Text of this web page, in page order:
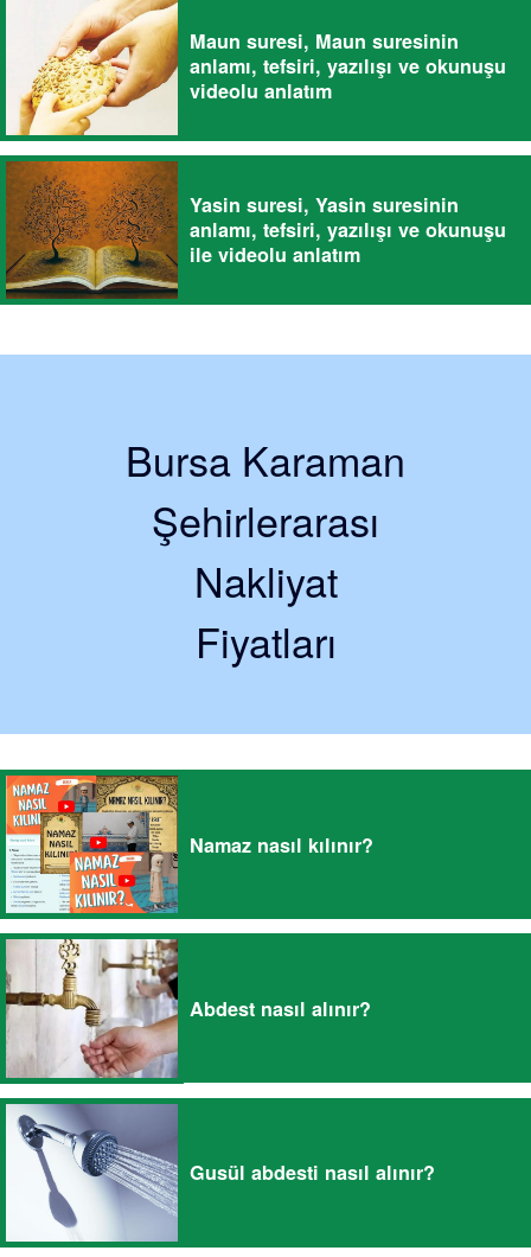
Maun suresi, Maun suresinin
anlamı, tefsiri, yazılışı ve okunuşu
videolu anlatım
Yasin suresi, Yasin suresinin
anlamı, tefsiri, yazılışı ve okunuşu
ile videolu anlatım
Bursa Karaman
Şehirlerarası
Nakliyat
Fiyatları
Namaz nasıl kılınır?
Abdest nasıl alınır?
Gusül abdesti nasıl alınır?